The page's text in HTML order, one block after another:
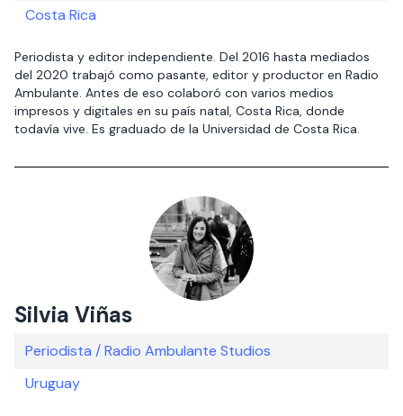
Costa Rica
Periodista y editor independiente. Del 2016 hasta mediados
del 2020 trabajó como pasante, editor y productor en Radio
Ambulante. Antes de eso colaboró con varios medios
impresos y digitales en su país natal, Costa Rica, donde
todavía vive. Es graduado de la Universidad de Costa Rica.
Silvia Viñas
Periodista / Radio Ambulante Studios
Uruguay